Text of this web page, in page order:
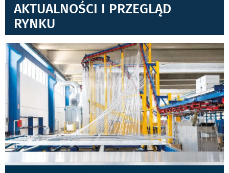
AKTUALNOŚCI I PRZEGLĄD
RYNKU